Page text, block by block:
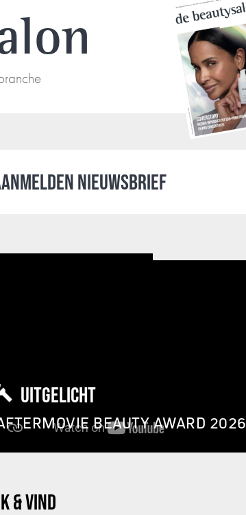
NIEUWSBRIEF
UITGELICHT
BEAUTY AWARD 2026
& VIND